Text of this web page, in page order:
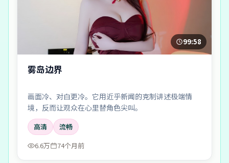
99:58
雾岛边界
画面冷、对白更冷。它用近乎新闻的克制讲述极端情
境，反而让观众在心里替角色尖叫。
高清
流畅
6.6万
74个月前